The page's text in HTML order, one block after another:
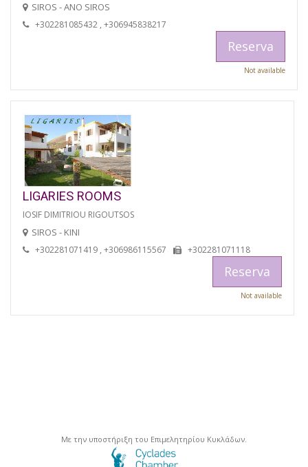
SIROS - ANO SIROS
+302281085432 , +306945838217
Reserva
Not available
LIGARIES ROOMS
IOSIF DIMITRIOU RIGOUTSOS
SIROS - KINI
+302281071419 , +306986115567 +302281071118
Reserva
Not available
Με την υποστήριξη του Επιμελητηρίου Κυκλάδων.